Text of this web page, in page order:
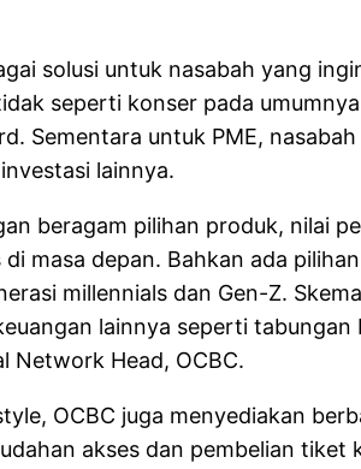
solusi untuk nasabah yang
seperti konser pada
Sementara untuk PME,
lainnya.
beragam pilihan produk, nilai
masa depan. Bahkan ada
millennials dan Gen-Z.
lainnya seperti
Network Head, OCBC.
OCBC juga menyediakan
akses dan pembelian tiket